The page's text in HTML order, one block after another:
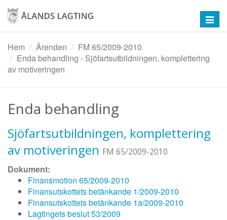
Hoppa
huvudinnehåll
Hem
Ärenden
FM 65/2009-2010
Enda behandling - Sjöfartsutbildningen, komplettering
av motiveringen
Enda behandling
Sjöfartsutbildningen, komplettering
av motiveringen FM 65/2009-2010
Dokument:
Finansmotion 65/2009-2010
Finansutskottets betänkande 1/2009-2010
Finansutskottets betänkande 1a/2009-2010
Lagtingets beslut 53/2009